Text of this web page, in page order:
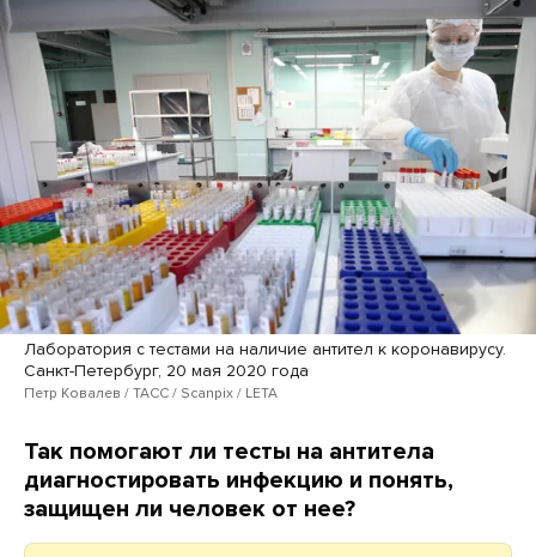
Лаборатория с тестами на наличие антител к коронавирусу.
Санкт-Петербург, 20 мая 2020 года
Петр Ковалев / ТАСС / Scanpix / LETA
Так помогают ли тесты на антитела
диагностировать инфекцию и понять,
защищен ли человек от нее?